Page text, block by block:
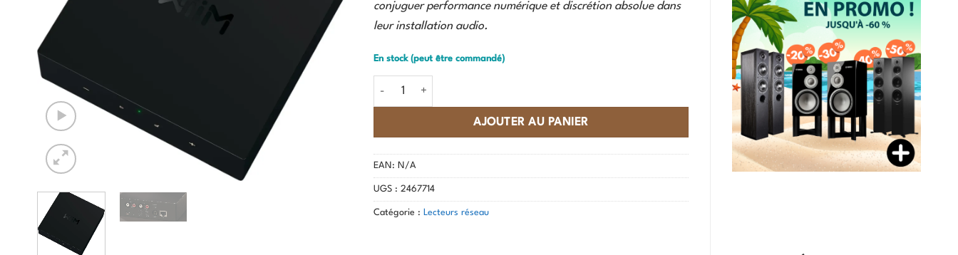
conjuguer performance numérique et discrétion absolue dans
leur installation audio.
En stock (peut être commandé)
quantité de WiiM - CI MOD S
AJOUTER AU PANIER
EAN: N/A
UGS : 2467714
Catégorie : Lecteurs réseau